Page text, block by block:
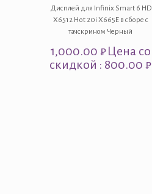
Дисплей для Infinix Smart 6 HD
X6512 Hot 20i X665E в сборе с
тачскрином Черный
1,000.00₽Цена со
скидкой : 800.00 ₽